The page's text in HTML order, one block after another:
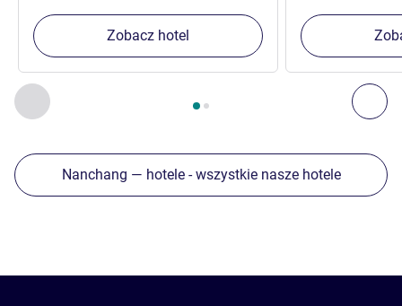
Poprzedni - Inne nasze placówki w pobliżu
Strona , Inne nasze placówki w pobliżu 1 :, Inne nasze
Zobacz hotel
Nanchang — hotele - wszystkie nasze hotele